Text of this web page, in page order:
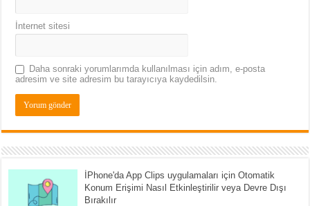
İnternet sitesi
Daha sonraki yorumlarımda kullanılması için adım, e-posta
adresim ve site adresim bu tarayıcıya kaydedilsin.
İPhone'da App Clips uygulamaları için Otomatik
Konum Erişimi Nasıl Etkinleştirilir veya Devre Dışı
Bırakılır